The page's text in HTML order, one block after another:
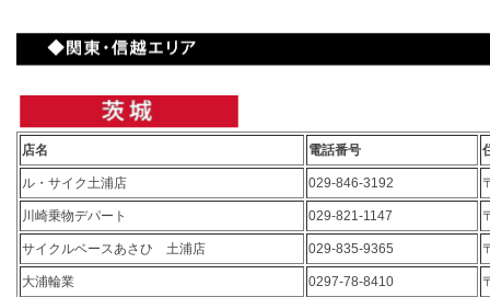
店名 電話番号
ル・サイク土浦店 029-846-3192
川崎乗物デパート 029-821-1147
サイクルベースあさひ 土浦店 029-835-9365
大浦輪業 0297-78-8410